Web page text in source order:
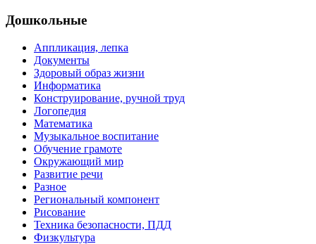
Дошкольные
Аппликация, лепка
Документы
Здоровый образ жизни
Информатика
Конструирование, ручной труд
Логопедия
Математика
Музыкальное воспитание
Обучение грамоте
Окружающий мир
Развитие речи
Разное
Региональный компонент
Рисование
Техника безопасности, ПДД
Физкультура